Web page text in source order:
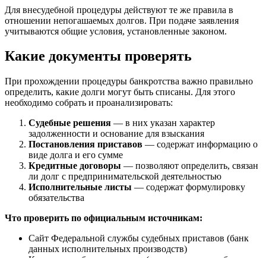
Для внесудебной процедуры действуют те же правила в
отношении непогашаемых долгов. При подаче заявления
учитываются общие условия, установленные законом.
Какие документы проверять
При прохождении процедуры банкротства важно правильно
определить, какие долги могут быть списаны. Для этого
необходимо собрать и проанализировать:
Судебные решения — в них указан характер
задолженности и основание для взыскания
Постановления приставов — содержат информацию о
виде долга и его сумме
Кредитные договоры — позволяют определить, связан
ли долг с предпринимательской деятельностью
Исполнительные листы — содержат формулировку
обязательства
Что проверить по официальным источникам:
Сайт Федеральной службы судебных приставов (банк
данных исполнительных производств)